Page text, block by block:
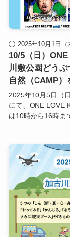
2025年10月1日（
10/5（日）
川敷公園どう
自然（CAMP）
2025年10月5日（
にて、ONE LOVE
は10時から16時ま